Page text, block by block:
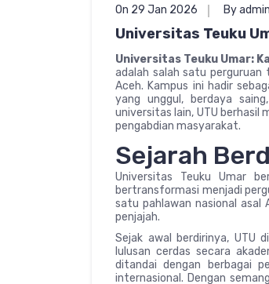
On 29 Jan 2026 By admin
Universitas Teuku
Universitas Teuku Umar:
adalah salah satu perguruan
Aceh. Kampus ini hadir
yang unggul, berdaya
universitas lain, UTU berhasil
pengabdian masyarakat.
Sejarah
Universitas Teuku Umar
bertransformasi menjadi
satu pahlawan nasional asal
penjajah.
Sejak awal berdirinya, UTU
lulusan cerdas secara
ditandai dengan berbagai
internasional. Dengan